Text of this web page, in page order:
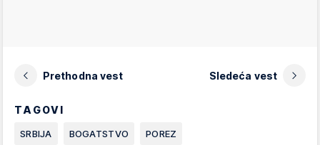
Prethodna vest Sledeća vest
TAGOVI
SRBIJA BOGATSTVO POREZ